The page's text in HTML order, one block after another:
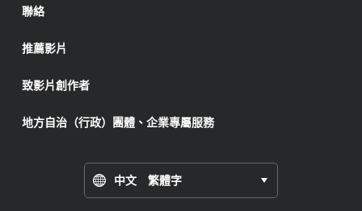
聯絡
推薦影片
致影片創作者
地方自治（行政）團體、企業專屬服務
中文 繁體字